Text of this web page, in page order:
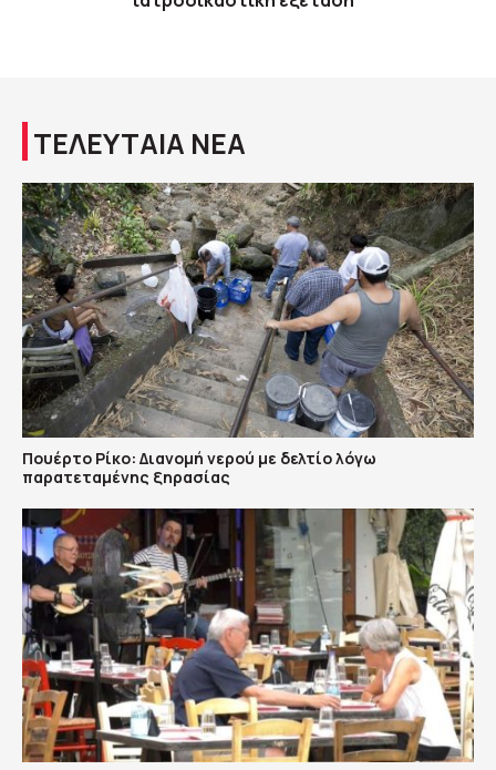
ΤΕΛΕΥΤΑΙΑ ΝΕΑ
Πουέρτο Ρίκο: Διανομή νερού με δελτίο λόγω
παρατεταμένης ξηρασίας